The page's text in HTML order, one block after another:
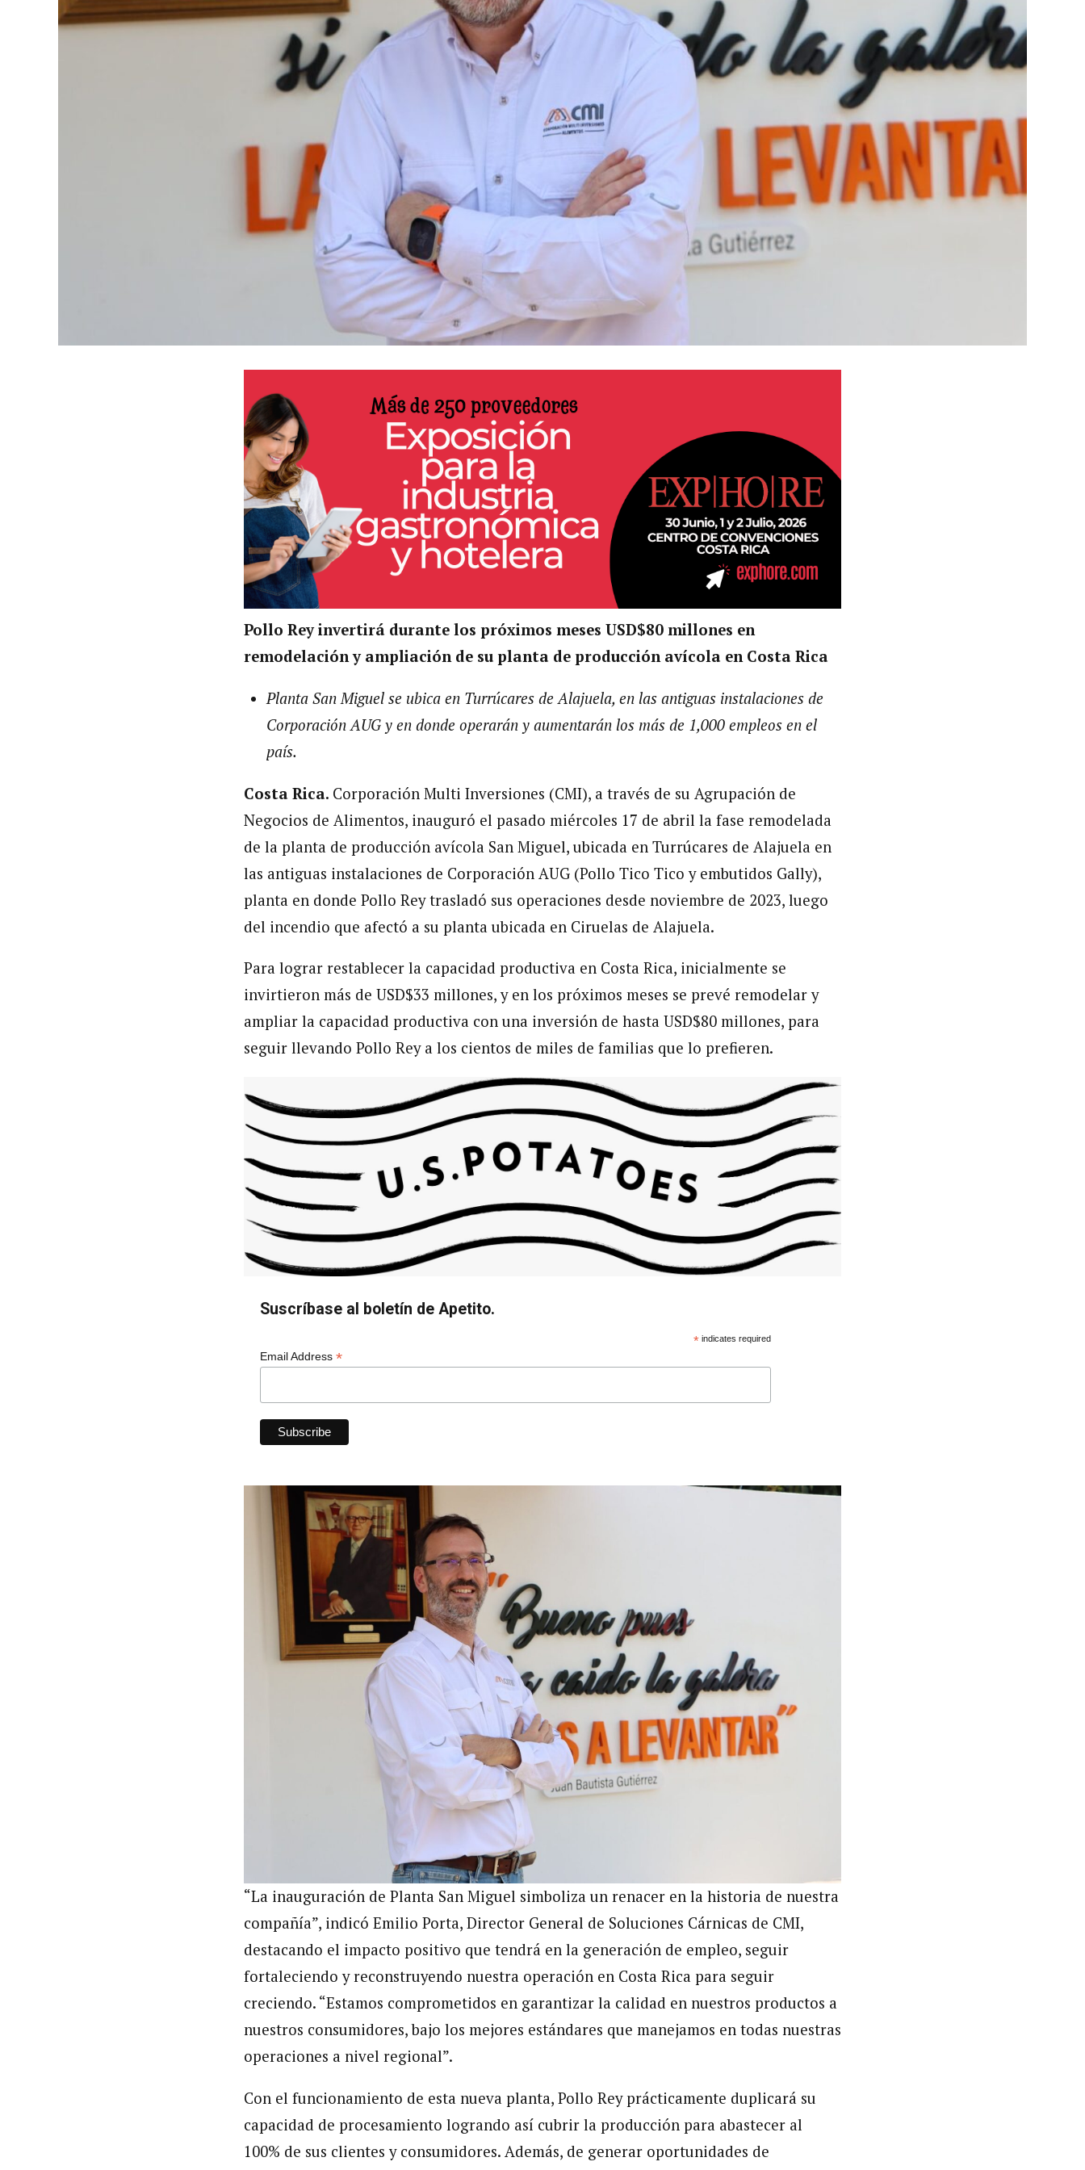
Pollo Rey invertirá durante los próximos meses USD$80 millones en
remodelación y ampliación de su planta de producción avícola en Costa Rica
Planta San Miguel se ubica en Turrúcares de Alajuela, en las antiguas instalaciones de
Corporación AUG y en donde operarán y aumentarán los más de 1,000 empleos en el
país.
Costa Rica. Corporación Multi Inversiones (CMI), a través de su Agrupación de
Negocios de Alimentos, inauguró el pasado miércoles 17 de abril la fase remodelada
de la planta de producción avícola San Miguel, ubicada en Turrúcares de Alajuela en
las antiguas instalaciones de Corporación AUG (Pollo Tico Tico y embutidos Gally),
planta en donde Pollo Rey trasladó sus operaciones desde noviembre de 2023, luego
del incendio que afectó a su planta ubicada en Ciruelas de Alajuela.
Para lograr restablecer la capacidad productiva en Costa Rica, inicialmente se
invirtieron más de USD$33 millones, y en los próximos meses se prevé remodelar y
ampliar la capacidad productiva con una inversión de hasta USD$80 millones, para
seguir llevando Pollo Rey a los cientos de miles de familias que lo prefieren.
Suscríbase al boletín de Apetito.
*indicates required
Email Address *
“La inauguración de Planta San Miguel simboliza un renacer en la historia de nuestra
compañía”, indicó Emilio Porta, Director General de Soluciones Cárnicas de CMI,
destacando el impacto positivo que tendrá en la generación de empleo, seguir
fortaleciendo y reconstruyendo nuestra operación en Costa Rica para seguir
creciendo. “Estamos comprometidos en garantizar la calidad en nuestros productos a
nuestros consumidores, bajo los mejores estándares que manejamos en todas nuestras
operaciones a nivel regional”.
Con el funcionamiento de esta nueva planta, Pollo Rey prácticamente duplicará su
capacidad de procesamiento logrando así cubrir la producción para abastecer al
100% de sus clientes y consumidores. Además, de generar oportunidades de